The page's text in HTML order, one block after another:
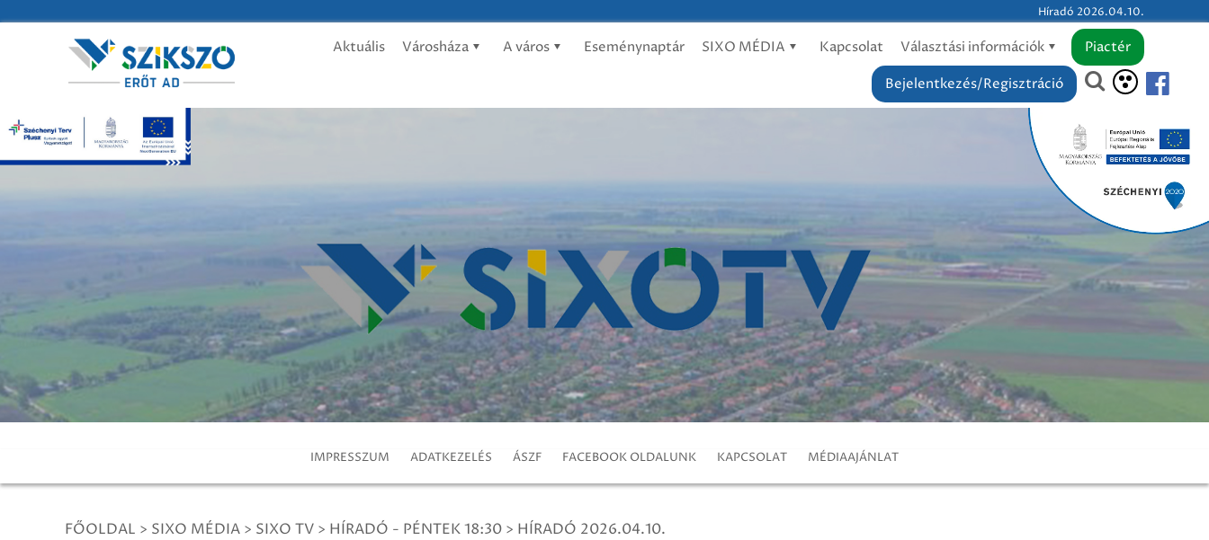
Híradó 2026.04.10.
Aktuális Városháza A város Eseménynaptár SIXO MÉDIA Kapcsolat Választási információk
Piactér
Bejelentkezés/Regisztráció
IMPRESSZUM ADATKEZELÉS ÁSZF FACEBOOK OLDALUNK KAPCSOLAT MÉDIAAJÁNLAT
FŐOLDAL > SIXO MÉDIA > SIXO TV > HÍRADÓ - PÉNTEK 18:30 > HÍRADÓ 2026.04.10.